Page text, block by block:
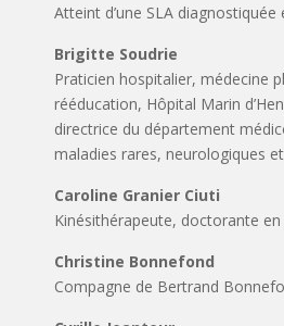
Atteint d’une SLA diagnostiquée
Brigitte Soudrie
Praticien hospitalier, médecine
rééducation, Hôpital Marin
directrice du département
maladies rares, neurologiques
Caroline Granier Ciuti
Kinésithérapeute, doctorante en
Christine Bonnefond
Compagne de Bertrand